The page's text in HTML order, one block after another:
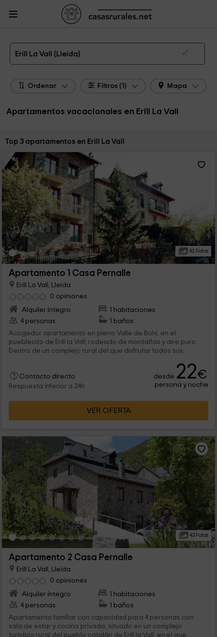
Casas Rurales
Apartamentos Lleida
Apartamentos Erill La Vall
Apartamentos de alquiler en Erill La Vall
Erill La Vall (Lleida)
Ordenar Filtros (1) Mapa
Apartamentos vacacionales en Erill La Vall
Ordenar por:
Top 3 apartamentos en Erill La Vall
42 Fotos
Apartamento 1 Casa Pernalle
Erill La Vall, Lleida
0 opiniones
Alquiler íntegro
1 habitaciones
4 personas
1 baños
Acogedor apartamento en pleno Valle de Bohí, en el
pueblecito de Erill la Vall, rodeado de montañas y aire puro.
Dentro de un complejo rural del que disfrutar todos sus
vivienda cuenta con capacidad para 4 personas, salón y
cocina completa.
Contacto directo
Respuesta inferior a 24h
desde 22€
persona y noche
VER OFERTA
43 Fotos
Apartamento 2 Casa Pernalle
Erill La Vall, Lleida
0 opiniones
Alquiler íntegro
1 habitaciones
4 personas
1 baños
Apartamento familiar con capacidad para 4 personas con
sala de estar y cocina privada, situado en un complejo
turístico rural del pueblo catalán de Erill la Vall, en el que